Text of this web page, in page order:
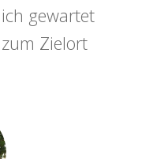
gewartet
Zielort